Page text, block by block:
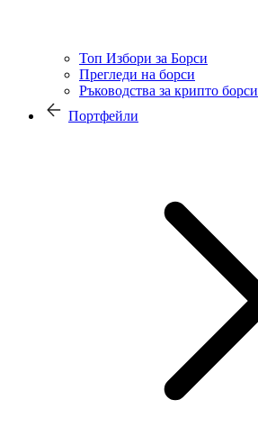
Топ Избори за Борси
Прегледи на борси
Ръководства за крипто борси
Портфейли